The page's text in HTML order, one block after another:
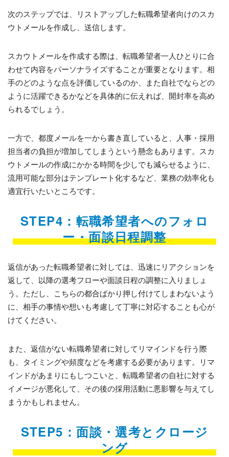
次のステップでは、リストアップした転職希望者向けのスカ
ウトメールを作成し、送信します。
スカウトメールを作成する際は、転職希望者一人ひとりに合
わせて内容をパーソナライズすることが重要となります。相
手のどのような点を評価しているのか、また自社でならどの
ように活躍できるかなどを具体的に伝えれば、開封率を高め
られるでしょう。
一方で、都度メールを一から書き直していると、人事・採用
担当者の負担が増加してしまうという懸念もあります。スカ
ウトメールの作成にかかる時間を少しでも減らせるように、
流用可能な部分はテンプレート化するなど、業務の効率化も
適宜行いたいところです。
STEP4：転職希望者へのフォロ
ー・面談日程調整
返信があった転職希望者に対しては、迅速にリアクションを
返して、以降の選考フローや面談日程の調整に入りましょ
う。ただし、こちらの都合ばかり押し付けてしまわないよう
に、相手の事情や想いも考慮して丁寧に対応することも心が
けてください。
また、返信がない転職希望者に対してリマインドを行う際
も、タイミングや頻度などを考慮する必要があります。リマ
インドがあまりにもしつこいと、転職希望者の自社に対する
イメージが悪化して、その後の採用活動に悪影響を与えてし
まうかもしれません。
STEP5：面談・選考とクロージ
ング